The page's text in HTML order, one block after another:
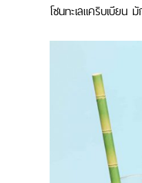
โซนทะเลแคริบเบียน